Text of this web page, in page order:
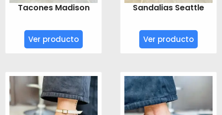
Tacones Madison
Ver producto
Sandalias Seattle
Ver producto